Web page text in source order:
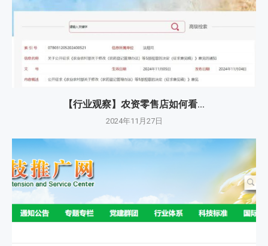
【行业观察】农资零售店如何看...
2024年11月27日